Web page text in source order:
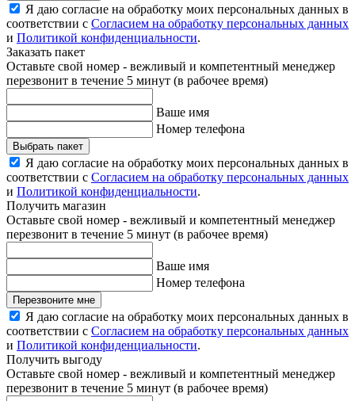
Я даю согласие на обработку моих персональных данных в
соответствии с Согласием на обработку персональных данных
и Политикой конфиденциальности.
Заказать пакет
Оставьте свой номер - вежливый и компетентный менеджер
перезвонит в течение 5 минут (в рабочее время)
Ваше имя
Номер телефона
Выбрать пакет
Я даю согласие на обработку моих персональных данных в
соответствии с Согласием на обработку персональных данных
и Политикой конфиденциальности.
Получить магазин
Оставьте свой номер - вежливый и компетентный менеджер
перезвонит в течение 5 минут (в рабочее время)
Ваше имя
Номер телефона
Перезвоните мне
Я даю согласие на обработку моих персональных данных в
соответствии с Согласием на обработку персональных данных
и Политикой конфиденциальности.
Получить выгоду
Оставьте свой номер - вежливый и компетентный менеджер
перезвонит в течение 5 минут (в рабочее время)